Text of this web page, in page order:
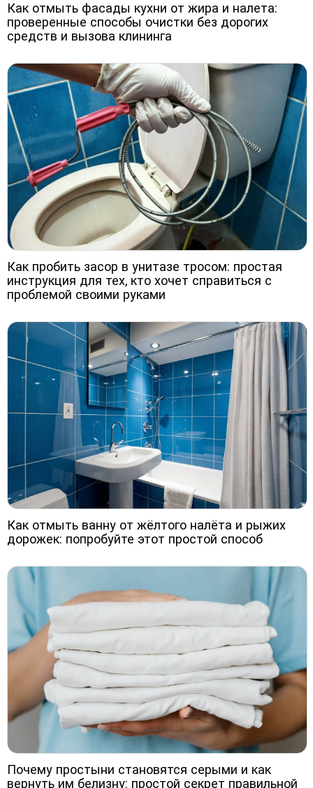
Как отмыть фасады кухни от жира и налета:
проверенные способы очистки без дорогих
средств и вызова клининга
Как пробить засор в унитазе тросом: простая
инструкция для тех, кто хочет справиться с
проблемой своими руками
Как отмыть ванну от жёлтого налёта и рыжих
дорожек: попробуйте этот простой способ
Почему простыни становятся серыми и как
вернуть им белизну: простой секрет правильной